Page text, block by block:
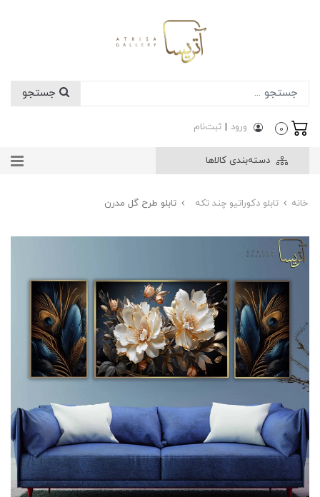
0 ورود | ثبت‌نام
دسته‌بندی کالاها
خانه تابلو دکوراتیو چند تکه تابلو طرح گل مدرن